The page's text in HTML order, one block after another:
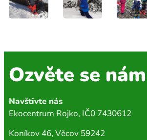
Ozvěte se nám
Navštivte nás
Ekocentrum Rojko, IČ0 7430612
Koníkov 46, Věcov 59242